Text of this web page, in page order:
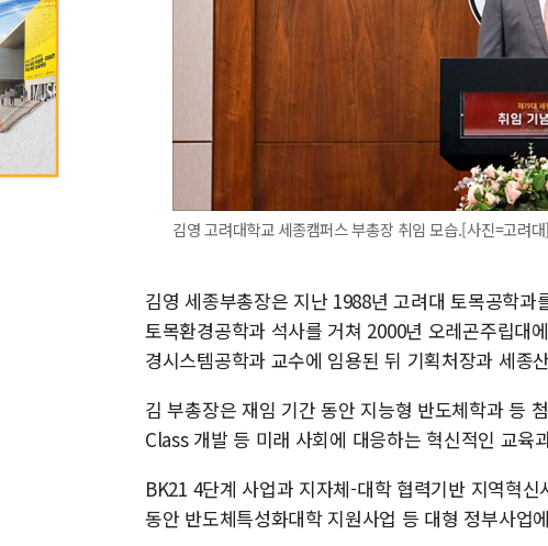
김영 고려대학교 세종캠퍼스 부총장 취임 모습.[사진=
김영 세종부총장은 지난 1988년 고려대 토목공학
토목환경공학과 석사를 거쳐 2000년 오레곤주립대
경시스템공학과 교수에 임용된 뒤 기획처장과 세종
김 부총장은 재임 기간 동안 지능형 반도체학과 등
Class 개발 등 미래 사회에 대응하는 혁신적인 교육
BK21 4단계 사업과 지자체-대학 협력기반 지역혁
동안 반도체특성화대학 지원사업 등 대형 정부사업